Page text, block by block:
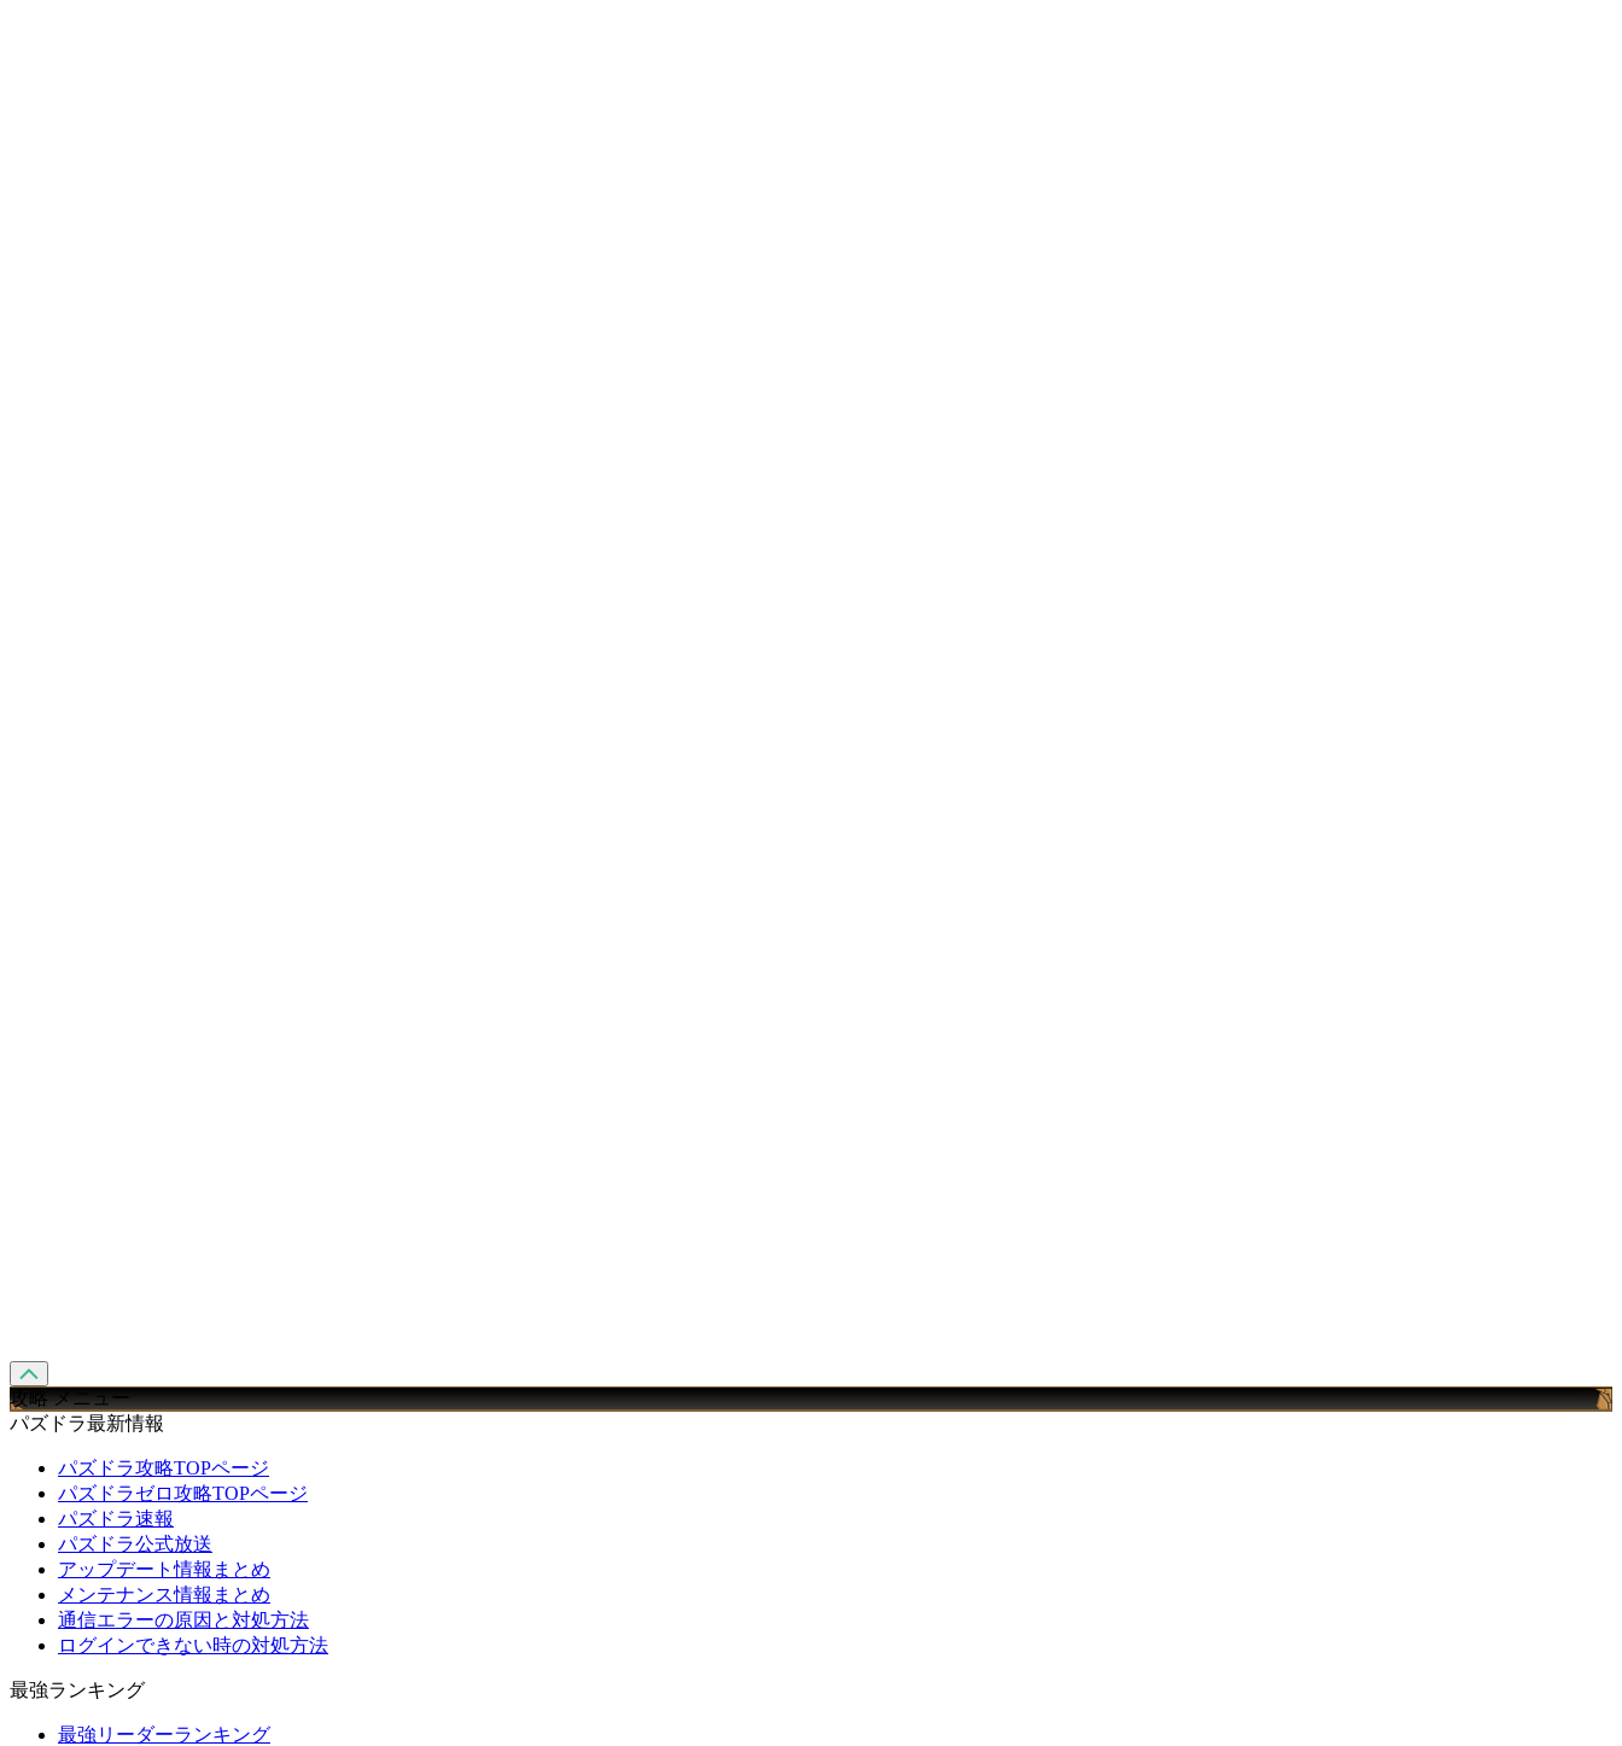
攻略 メニュー
パズドラ最新情報
パズドラ攻略TOPページ
パズドラゼロ攻略TOPページ
パズドラ速報
パズドラ公式放送
アップデート情報まとめ
メンテナンス情報まとめ
通信エラーの原因と対処方法
ログインできない時の対処方法
最強ランキング
最強リーダーランキング